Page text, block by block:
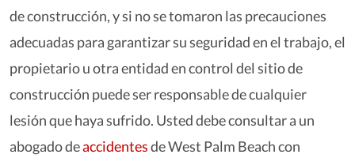
de construcción, y si no se tomaron las precauciones
adecuadas para garantizar su seguridad en el trabajo, el
propietario u otra entidad en control del sitio de
construcción puede ser responsable de cualquier
lesión que haya sufrido. Usted debe consultar a un
abogado deaccidentesde West Palm Beach con